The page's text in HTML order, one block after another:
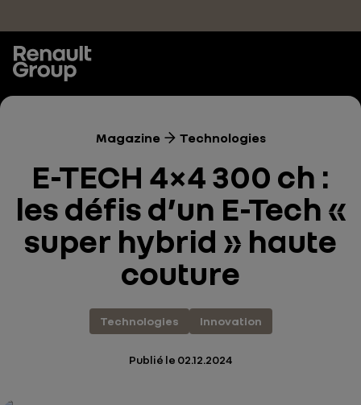
Magazine Technologies
E-TECH 4×4 300 ch :
les défis d’un E-Tech «
super hybrid » haute
couture
Technologies Innovation
Publié le 02.12.2024